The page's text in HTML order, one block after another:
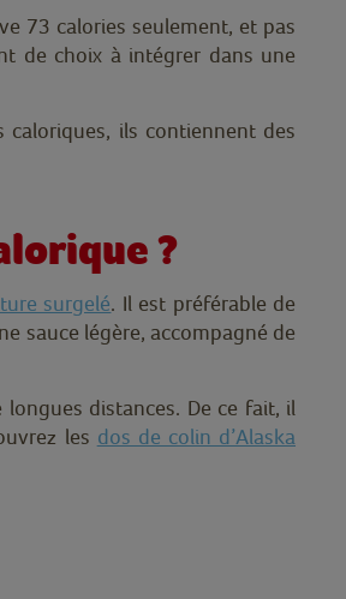
73 calories seulement, et pas
de choix à intégrer dans une
ils contiennent des
?
surgelé. Il est préférable de
sauce légère, accompagné de
distances. De ce fait, il
les dos de colin d’Alaska